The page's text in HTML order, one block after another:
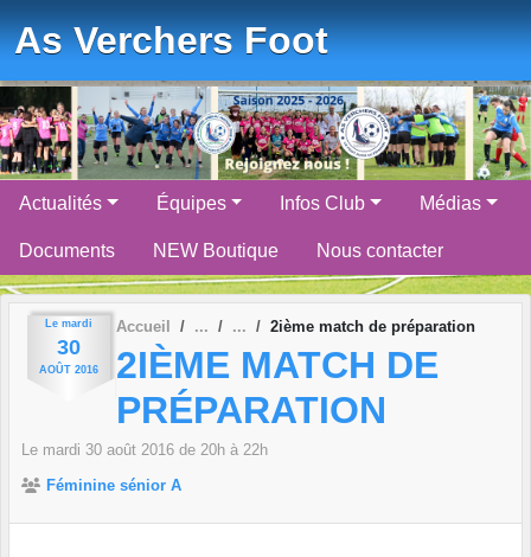
As Verchers Foot
Actualités Équipes Infos Club Médias
Documents NEW Boutique Nous contacter
Le mardi
30
AOÛT 2016
Accueil 2ième match de préparation
2IÈME MATCH DE
PRÉPARATION
Le mardi 30 août 2016 de 20h à 22h
Féminine sénior A